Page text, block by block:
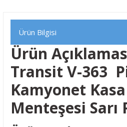
Ürün Bilgisi
Ürün
Transit V-363
Kamyonet
Menteşesi Sarı